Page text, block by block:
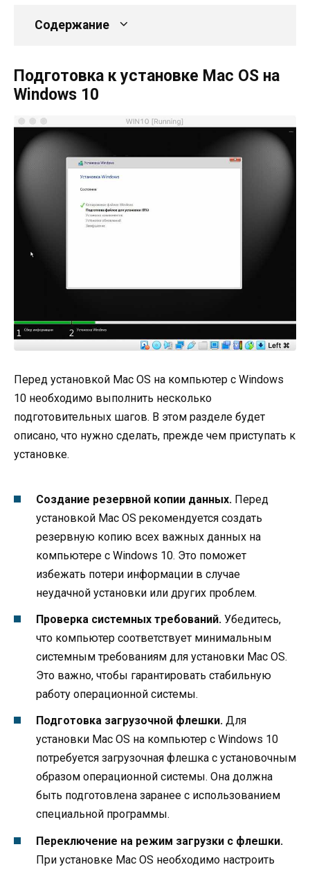
Содержание
Подготовка к установке Mac OS на
Windows 10
Перед установкой Mac OS на компьютер с Windows
10 необходимо выполнить несколько
подготовительных шагов. В этом разделе будет
описано, что нужно сделать, прежде чем приступать к
установке.
Создание резервной копии данных. Перед
установкой Mac OS рекомендуется создать
резервную копию всех важных данных на
компьютере с Windows 10. Это поможет
избежать потери информации в случае
неудачной установки или других проблем.
Проверка системных требований. Убедитесь,
что компьютер соответствует минимальным
системным требованиям для установки Mac OS.
Это важно, чтобы гарантировать стабильную
работу операционной системы.
Подготовка загрузочной флешки. Для
установки Mac OS на компьютер с Windows 10
потребуется загрузочная флешка с установочным
образом операционной системы. Она должна
быть подготовлена заранее с использованием
специальной программы.
Переключение на режим загрузки с флешки.
При установке Mac OS необходимо настроить